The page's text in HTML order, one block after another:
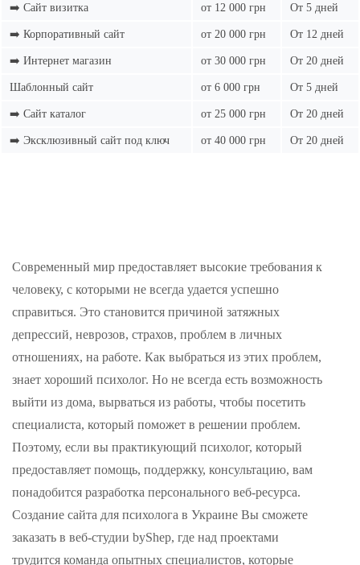
➡️ Сайт визитка от 12 000 грн От 5 дней
➡️ Корпоративный сайт от 20 000 грн От 12 дней
➡️ Интернет магазин от 30 000 грн От 20 дней
Шаблонный сайт от 6 000 грн От 5 дней
➡️ Сайт каталог от 25 000 грн От 20 дней
➡️ Эксклюзивный сайт под ключ от 40 000 грн От 20 дней
Современный мир предоставляет высокие требования к
человеку, с которыми не всегда удается успешно
справиться. Это становится причиной затяжных
депрессий, неврозов, страхов, проблем в личных
отношениях, на работе. Как выбраться из этих проблем,
знает хороший психолог. Но не всегда есть возможность
выйти из дома, вырваться из работы, чтобы посетить
специалиста, который поможет в решении проблем.
Поэтому, если вы практикующий психолог, который
предоставляет помощь, поддержку, консультацию, вам
понадобится разработка персонального веб-ресурса.
Создание сайта для психолога в Украине Вы сможете
заказать в веб-студии byShep, где над проектами
трудится команда опытных специалистов, которые